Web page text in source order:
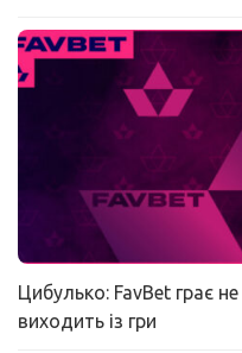
Цибулько: FavBet грає
виходить із гри